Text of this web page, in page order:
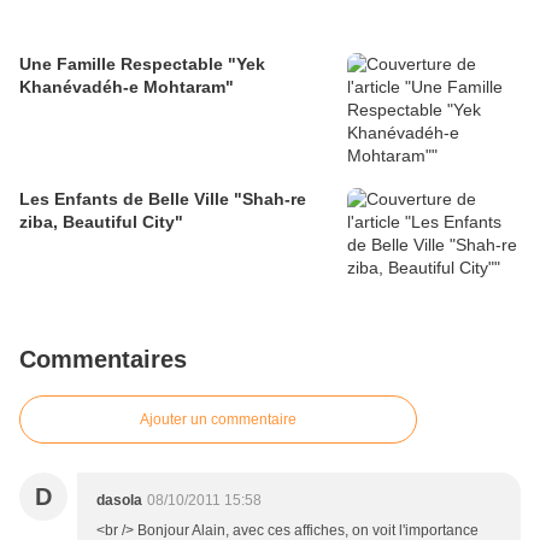
Une Famille Respectable "Yek
Khanévadéh-e Mohtaram"
Les Enfants de Belle Ville "Shah-re
ziba, Beautiful City"
Commentaires
Ajouter un commentaire
D dasola 08/10/2011 15:58
<br /> Bonjour Alain, avec ces affiches, on voit l'importance